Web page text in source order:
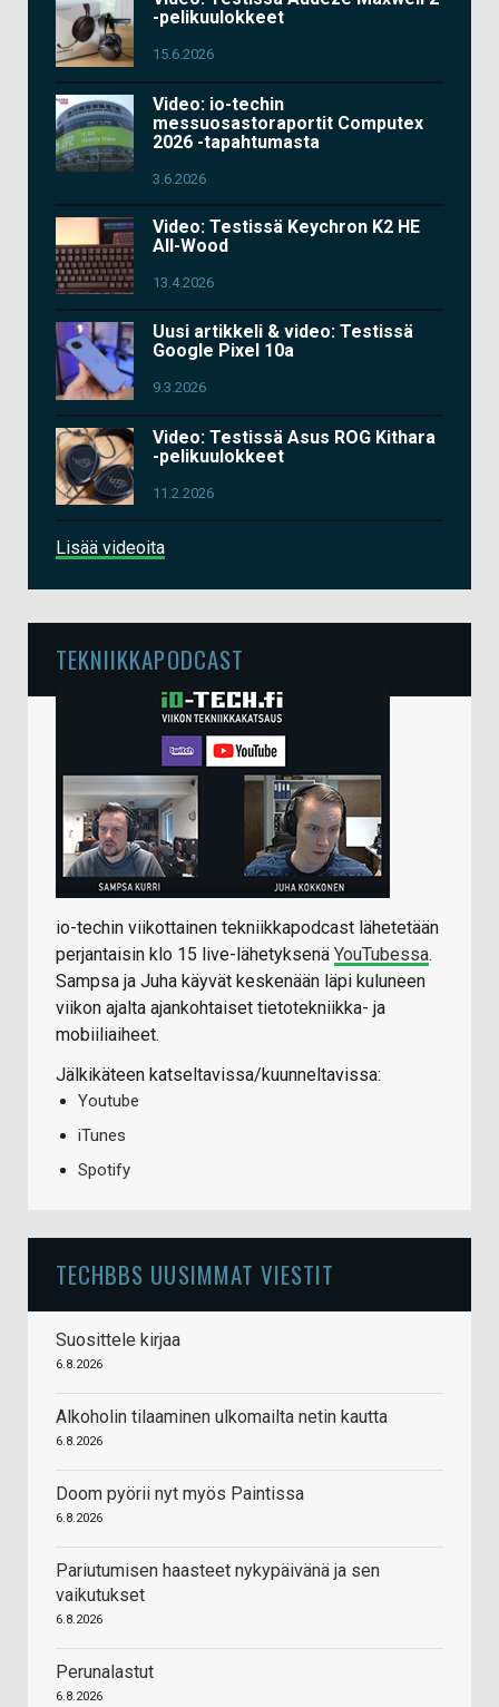
-pelikuulokkeet
15.6.2026
Video: io-techin
messuosastoraportit Computex
2026 -tapahtumasta
3.6.2026
Video: Testissä Keychron K2 HE
All-Wood
13.4.2026
Uusi artikkeli & video: Testissä
Google Pixel 10a
9.3.2026
Video: Testissä Asus ROG Kithara
-pelikuulokkeet
11.2.2026
Lisää videoita
TEKNIIKKAPODCAST
io-techin viikottainen tekniikkapodcast lähetetään
perjantaisin klo 15 live-lähetyksenä YouTubessa.
Sampsa ja Juha käyvät keskenään läpi kuluneen
viikon ajalta ajankohtaiset tietotekniikka- ja
mobiiliaiheet.
Jälkikäteen katseltavissa/kuunneltavissa:
Youtube
iTunes
Spotify
TECHBBS UUSIMMAT VIESTIT
Suosittele kirjaa
6.8.2026
Alkoholin tilaaminen ulkomailta netin kautta
6.8.2026
Doom pyörii nyt myös Paintissa
6.8.2026
Pariutumisen haasteet nykypäivänä ja sen
vaikutukset
6.8.2026
Perunalastut
6.8.2026